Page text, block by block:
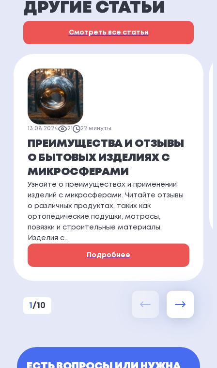
ДРУГИЕ СТАТЬИ
Смотреть все статьи
13.08.2024 21 22 минуты
ПРЕИМУЩЕСТВА И ОТЗЫВЫ
О БЫТОВЫХ ИЗДЕЛИЯХ С
МИКРОСФЕРАМИ
Узнайте о преимуществах и применении
изделий с микросферами. Читайте отзывы
о различных продуктах, таких как
ортопедические подушки, матрасы,
повязки и строительные материалы.
Изделия с…
Подробнее
1 / 10